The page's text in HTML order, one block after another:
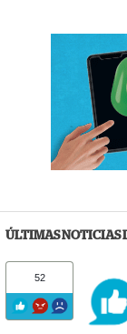
ÚLTIMAS NOTICIAS
52